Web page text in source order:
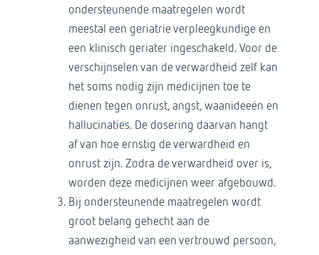
ondersteunende maatregelen wordt
meestal een geriatrie verpleegkundige en
een klinisch geriater ingeschakeld. Voor de
verschijnselen van de verwardheid zelf kan
het soms nodig zijn medicijnen toe te
dienen tegen onrust, angst, waanideeën en
hallucinaties. De dosering daarvan hangt
af van hoe ernstig de verwardheid en
onrust zijn. Zodra de verwardheid over is,
worden deze medicijnen weer afgebouwd.
Bij ondersteunende maatregelen wordt
groot belang gehecht aan de
aanwezigheid van een vertrouwd persoon,